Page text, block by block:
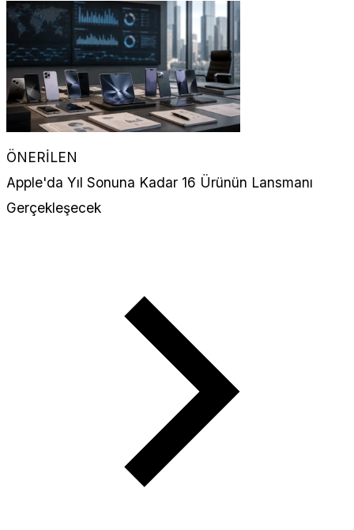
ÖNERİLEN
Apple'da Yıl Sonuna Kadar 16 Ürünün Lansmanı
Gerçekleşecek